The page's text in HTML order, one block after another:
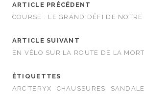
ARTICLE PRÉCÉDENT
COURSE : LE GRAND DÉFI DE
ARTICLE SUIVANT
EN VÉLO SUR LA ROUTE DE LA MORT
ÉTIQUETTES
ARC’TERYX
CHAUSSURES